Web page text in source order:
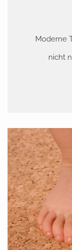
Moderne
nicht